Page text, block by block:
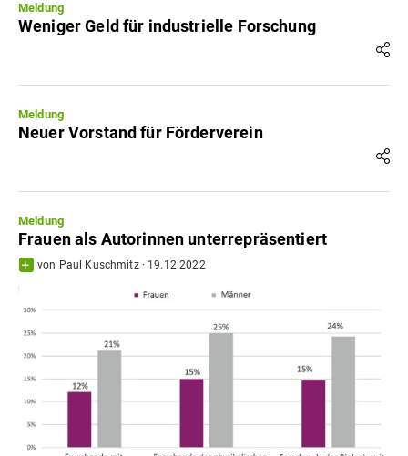
Meldung
Weniger Geld für industrielle Forschung
Meldung
Neuer Vorstand für Förderverein
Meldung
Frauen als Autorinnen unterrepräsentiert
von Paul Kuschmitz· 19.12.2022